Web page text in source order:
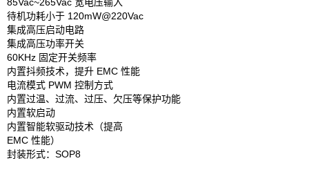
85Vac~265Vac 宽电压输入
待机功耗小于 120mW@220Vac
集成高压启动电路
集成高压功率开关
60KHz 固定开关频率
内置抖频技术，提升 EMC 性能
电流模式 PWM 控制方式
内置过温、过流、过压、欠压等保护功能
内置软启动
内置智能软驱动技术（提高
EMC 性能）
封装形式：SOP8